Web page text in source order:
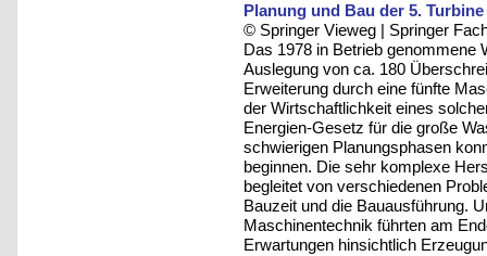
Planung und Bau der 5.
© Springer Vieweg | Springer
Das 1978 in Betrieb genommene
Auslegung von ca. 180
Erweiterung durch eine fünfte
der Wirtschaftlichkeit eines
Energien-Gesetz für die große
schwierigen Planungsphasen
beginnen. Die sehr komplexe
begleitet von verschiedenen
Bauzeit und die Bauausführung.
Maschinentechnik führten am
Erwartungen hinsichtlich